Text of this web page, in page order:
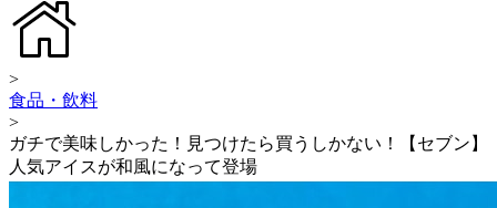
>
食品・飲料
>
ガチで美味しかった！見つけたら買うしかない！【セブン】
人気アイスが和風になって登場